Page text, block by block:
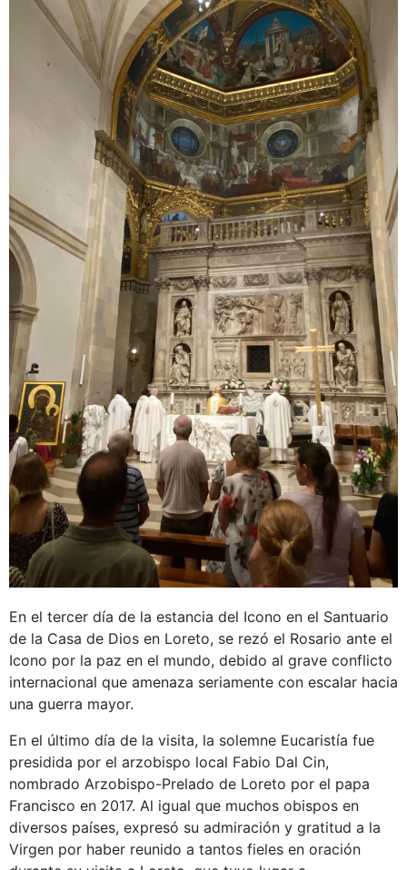
En el tercer día de la estancia del Icono en el Santuario
de la Casa de Dios en Loreto, se rezó el Rosario ante el
Icono por la paz en el mundo, debido al grave conflicto
internacional que amenaza seriamente con escalar hacia
una guerra mayor.
En el último día de la visita, la solemne Eucaristía fue
presidida por el arzobispo local Fabio Dal Cin,
nombrado Arzobispo-Prelado de Loreto por el papa
Francisco en 2017. Al igual que muchos obispos en
diversos países, expresó su admiración y gratitud a la
Virgen por haber reunido a tantos fieles en oración